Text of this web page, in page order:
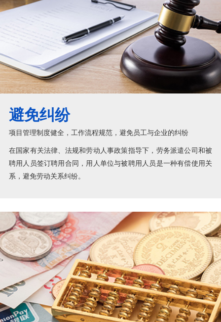
避免纠纷
项目管理制度健全，工作流程规范，避免员工与企业的纠纷
在国家有关法律、法规和劳动人事政策指导下，劳务派遣公司和被
聘用人员签订聘用合同，用人单位与被聘用人员是一种有偿使用关
系，避免劳动关系纠纷。